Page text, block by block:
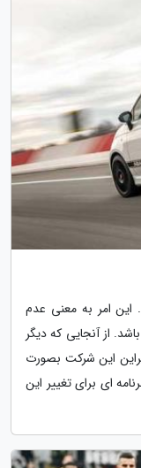
این امر به معنی عدم
می باشد. از آنجایی که دیگر
نیست بنابراین این شرکت بصورت
ای برای تغییر این